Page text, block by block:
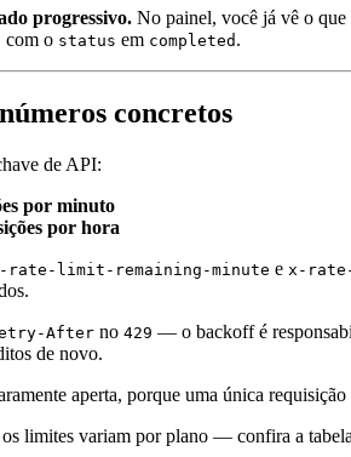
progressivo. No painel, você já vê o
com o status em completed .
concretos
de API:
por minuto
por hora
rate-limit-remaining-minute e x-
After no 429 — o backoff é
de novo.
aperta, porque uma única
limites variam por plano — confira a